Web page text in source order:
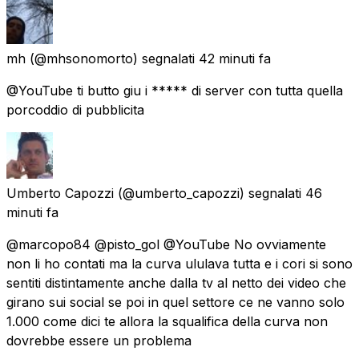
mh (@mhsonomorto) segnalati 42 minuti fa
@YouTube ti butto giu i ***** di server con tutta quella
porcoddio di pubblicita
Umberto Capozzi (@umberto_capozzi) segnalati 46
minuti fa
@marcopo84 @pisto_gol @YouTube No ovviamente
non li ho contati ma la curva ululava tutta e i cori si sono
sentiti distintamente anche dalla tv al netto dei video che
girano sui social se poi in quel settore ce ne vanno solo
1.000 come dici te allora la squalifica della curva non
dovrebbe essere un problema